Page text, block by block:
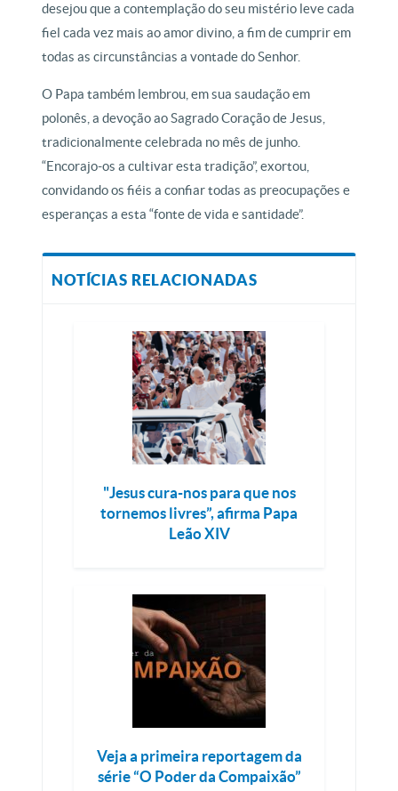
desejou que a contemplação do seu mistério leve cada
fiel cada vez mais ao amor divino, a fim de cumprir em
todas as circunstâncias a vontade do Senhor.
O Papa também lembrou, em sua saudação em
polonês, a devoção ao Sagrado Coração de Jesus,
tradicionalmente celebrada no mês de junho.
“Encorajo-os a cultivar esta tradição”, exortou,
convidando os fiéis a confiar todas as preocupações e
esperanças a esta “fonte de vida e santidade”.
NOTÍCIAS RELACIONADAS
"Jesus cura-nos para que nos
tornemos livres”, afirma Papa
Leão XIV
Veja a primeira reportagem da
série “O Poder da Compaixão”